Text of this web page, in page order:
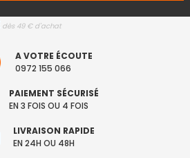
dès 49 € d'achat
A VOTRE ÉCOUTE
0972 155 066
PAIEMENT SÉCURISÉ
EN 3 FOIS OU 4 FOIS
LIVRAISON RAPIDE
EN 24H OU 48H